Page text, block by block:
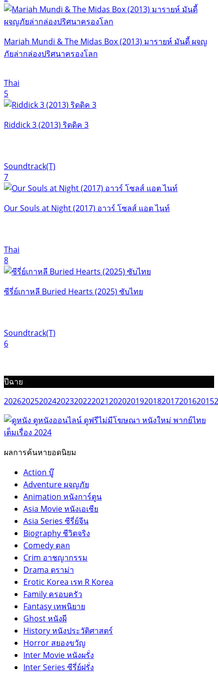
Mariah Mundi & The Midas Box (2013) มารายห์ มันดี้ ผจญ
ภัยล่ากล่องปริศนาครองโลก
Thai
5
Riddick 3 (2013) ริดดิค 3
Soundtrack(T)
7
Our Souls at Night (2017) อาวร์ โซลส์ แอต ไนท์
Thai
8
ซีรี่ย์เกาหลี Buried Hearts (2025) ซับไทย
Soundtrack(T)
6
ปีฉาย
202620252024202320222021202020192018201720162015
ผลการค้นหายอดนิยม
Action บู๊
Adventure ผจญภัย
Animation หนังการ์ตูน
Asia Movie หนังเอเชีย
Asia Series ซีรี่ย์จีน
Biography ชีวิตจริง
Comedy ตลก
Crim อาชญากรรม
Drama ดราม่า
Erotic Korea เรท R Korea
Family ครอบครัว
Fantasy เทพนิยาย
Ghost หนังผี
History หนังประวัติศาสตร์
Horror สยองขวัญ
Inter Movie หนังผรั่ง
Inter Series ซีรี่ย์ฝรั่ง